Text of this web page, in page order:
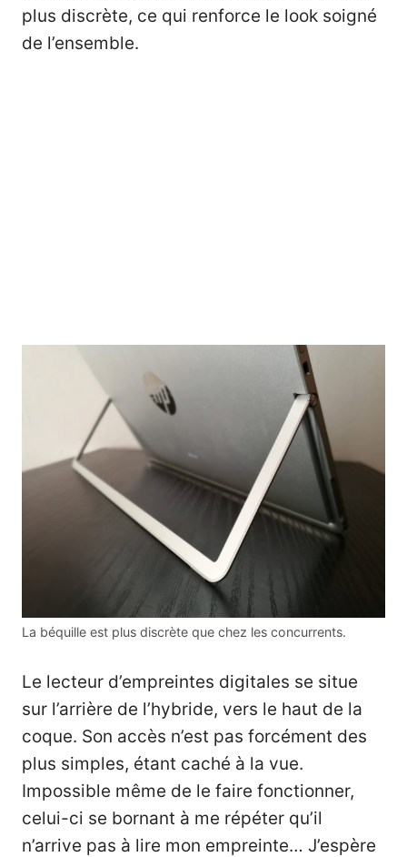
plus discrète, ce qui renforce le look soigné
de l’ensemble.
La béquille est plus discrète que chez les concurrents.
Le lecteur d’empreintes digitales se situe
sur l’arrière de l’hybride, vers le haut de la
coque. Son accès n’est pas forcément des
plus simples, étant caché à la vue.
Impossible même de le faire fonctionner,
celui-ci se bornant à me répéter qu’il
n’arrive pas à lire mon empreinte… J’espère